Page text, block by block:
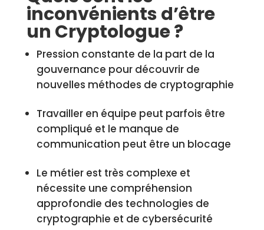
inconvénients d’être
un Cryptologue ?
Pression constante de la part de la
gouvernance pour découvrir de
nouvelles méthodes de cryptographie
Travailler en équipe peut parfois être
compliqué et le manque de
communication peut être un blocage
Le métier est très complexe et
nécessite une compréhension
approfondie des technologies de
cryptographie et de cybersécurité